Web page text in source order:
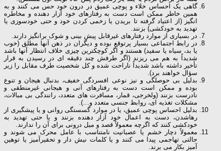
گاهی یک احساس خلاء و پوچی عمیق در درون خود حس می کنند و به
همین خاطر ممکن است دست به رفتارهای خود آزار دهنده و مخاطره
انگیز (از اعتیاد گرفته تا بریدن یا زخمی کردن خود و حتی خودسوزی یا
تهدید به خودکشی) بزنند.
در بسیاری از موارد رفتارهای غیرقابل پیش بینی و شوک برانگیز دارند.
در رابط اجتماعی بسیار پرتوقع بوده و دیگران در ذهن آنها مطلق (خوب
یا بد، سیاه یا سفید) هستند و اگر کوچکترین چیزی خلاف انتظار آنها باشد
شدیداً به هم می ریزند (اگر طرفش چند دقیقه ای در رسیدن به قرار
تأخیر داشته باشد شدیداً ناراحت شده و کل شخصیت طرف مقابل را زیر
سؤال خواهند برد).
بدلیل بی حوصلگی و نیز نوعی افسردگی خفیف، بدنبال هیجان و تنوع
بوده و ممکن است دست به رفتارهای آنی و هیجانی غیرمنطقی و
نادرست بزنند (ولخرجی، قمار، مسافرت های متعدد، رانندگی بی مبالات،
مشکلات تغذیه ای، روابط جنسی متعدد و…).
بدلیل احساس پوچی عمیق، یا در موارد گسستگی روانی و یا پیشگیری از
رهاشدن، دست به اعمال خود آزار دهنده بزنند و یا حتی تهدید به
خودکشی کنند که اگرچه معمولاً قصد و میل درونی برای آن را ندارند.
معمولاً دچار خشم یا عصبانیت نامتناسب با عامل محرک می شوند و
حالتی تهاجمی پیدا می کنند و یا کلمات نیش دار و تحقیرآمیز یا توهین
آمیز بکار می برند.